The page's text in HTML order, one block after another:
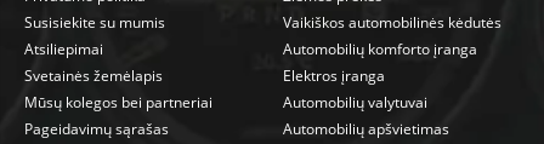
Susisiekite su mumis
Atsiliepimai
Svetainės žemėlapis
Mūsų kolegos bei partneriai
Pageidavimų sąrašas
Vaikiškos automobilinės kėdutės
Automobilių komforto įranga
Elektros įranga
Automobilių valytuvai
Automobilių apšvietimas